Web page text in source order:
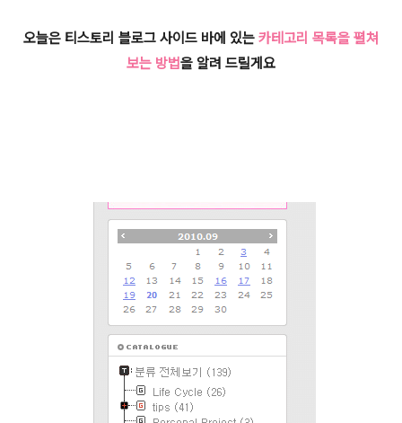
오늘은 티스토리 블로그 사이드 바에 있는 카테고리 목록을 펼쳐
보는 방법을 알려 드릴게요